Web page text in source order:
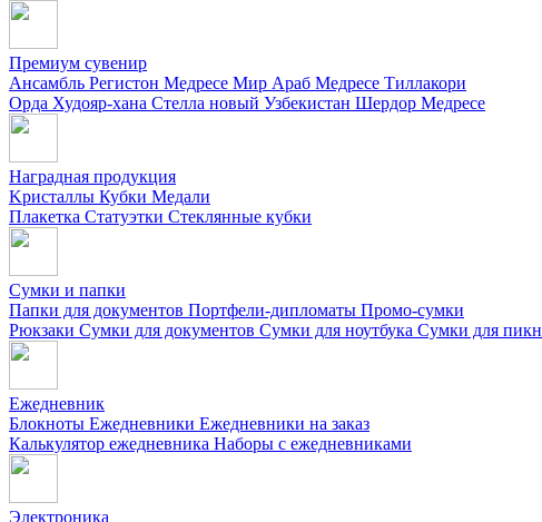
Премиум сувенир
Ансамбль Регистон Медресе Мир Араб Медресе Тиллакори
Орда Худояр-хана Стелла новый Узбекистан Шердор Медресе
Наградная продукция
Kристаллы Кубки Медали
Плакетка Статуэтки Стеклянные кубки
Сумки и папки
Папки для документов Портфели-дипломаты Промо-сумки
Рюкзаки Сумки для документов Сумки для ноутбука Сумки для
Ежедневник
Блокноты Ежедневники Ежедневники на заказ
Калькулятор ежедневника Наборы с ежедневниками
Электроника